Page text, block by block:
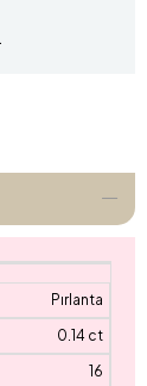
Pırlanta
0.14 ct
16